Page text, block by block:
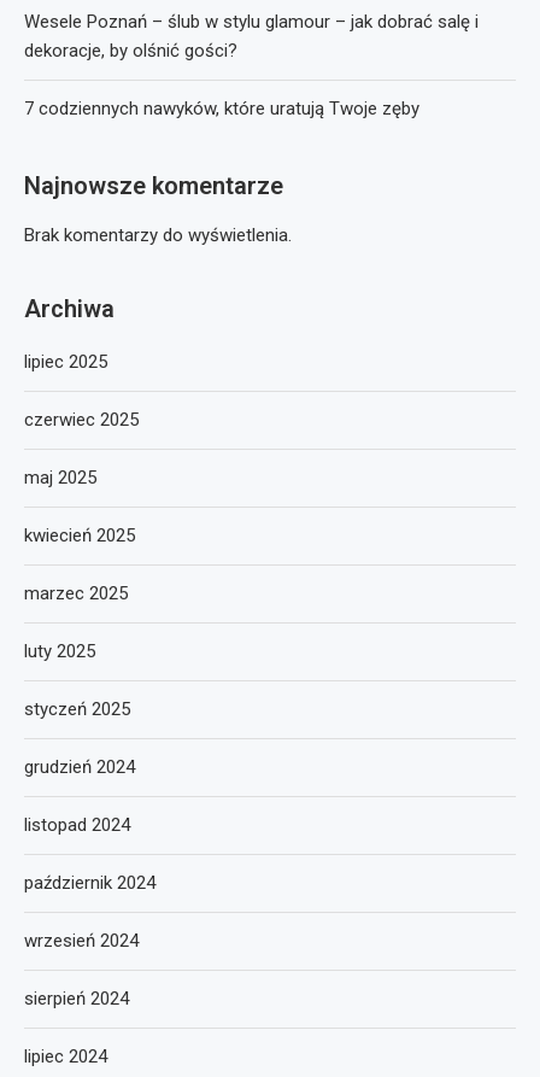
Wesele Poznań – ślub w stylu glamour – jak dobrać salę i
dekoracje, by olśnić gości?
7 codziennych nawyków, które uratują Twoje zęby
Najnowsze komentarze
Brak komentarzy do wyświetlenia.
Archiwa
lipiec 2025
czerwiec 2025
maj 2025
kwiecień 2025
marzec 2025
luty 2025
styczeń 2025
grudzień 2024
listopad 2024
październik 2024
wrzesień 2024
sierpień 2024
lipiec 2024